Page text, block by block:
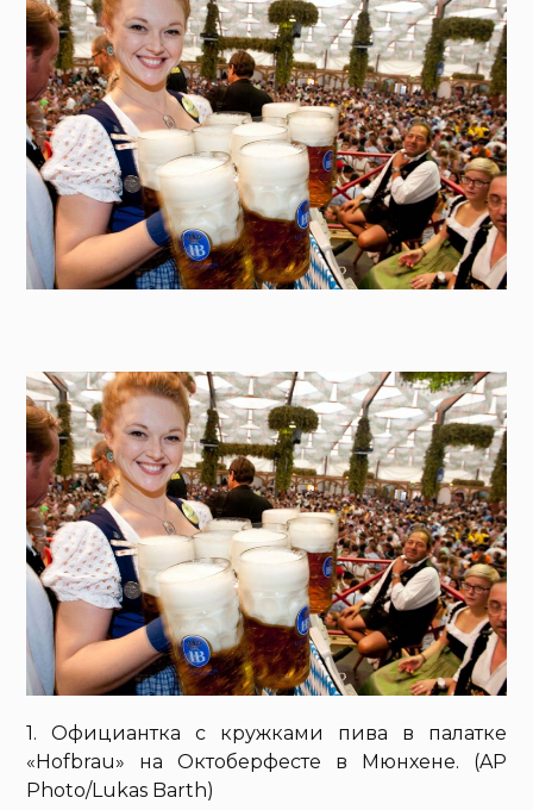
1. Официантка с кружками пива в палатке
«Hofbrau» на Октоберфесте в Мюнхене. (AP
Photo/Lukas Barth)